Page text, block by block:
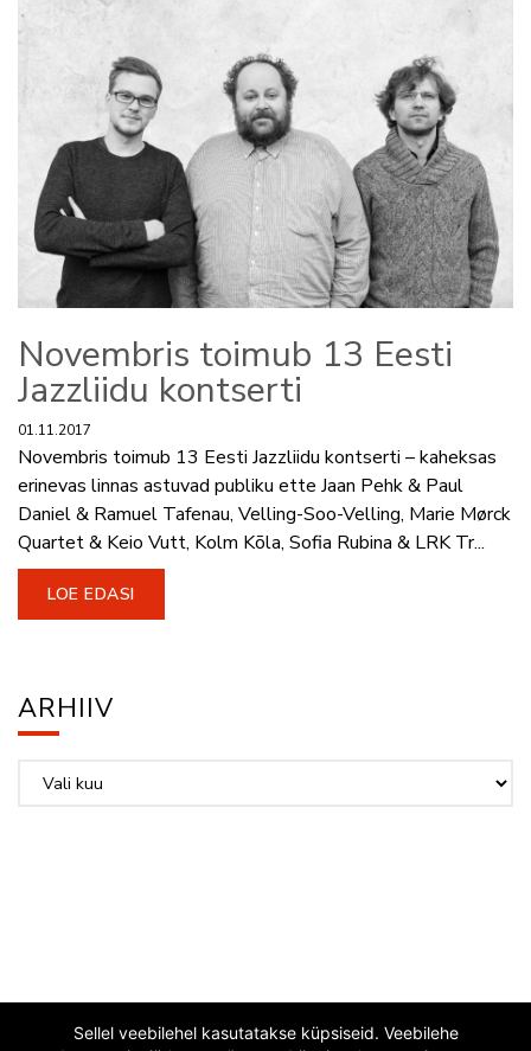
Novembris toimub 13 Eesti
Jazzliidu kontserti
01.11.2017
Novembris toimub 13 Eesti Jazzliidu kontserti – kaheksas
erinevas linnas astuvad publiku ette Jaan Pehk & Paul
Daniel & Ramuel Tafenau, Velling-Soo-Velling, Marie Mørck
Quartet & Keio Vutt, Kolm Kõla, Sofia Rubina & LRK Tr...
LOE EDASI
ARHIIV
Sellel veebilehel kasutatakse küpsiseid. Veebilehe